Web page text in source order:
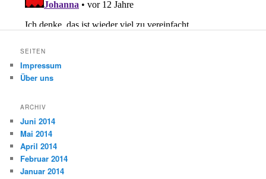
SEITEN
Impressum
Über uns
ARCHIV
Juni 2014
Mai 2014
April 2014
Februar 2014
Januar 2014